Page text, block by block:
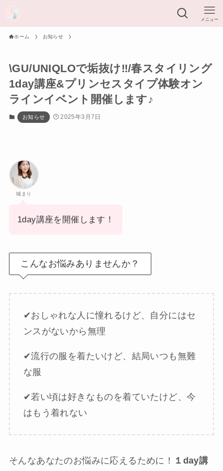
メニュー
ホーム お知らせ
\GU/UNIQLOで垢抜け‼︎/春スタイリング
1day講座&プリンセスタイプ体験オン
ラインイベント開催します♪
お知らせ 2025年3月7日
城まり
1day講座を開催します！
こんなお悩みありませんか？
✔︎おしゃれな人に憧れるけど、自分にはセ
ンスがないから無理
✔︎流行の服を着たいけど、結局いつも無難
な服
✔︎若い頃は好きなものを着ていたけど、今
はもう着れない
そんなあなたのお悩みに応えるために！ １day講